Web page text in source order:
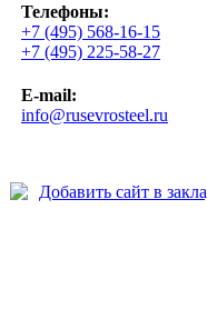
Телефоны:
+7 (495) 568-16-15
+7 (495) 225-58-27
E-mail:
info@rusevrosteel.ru
Добавить сайт в